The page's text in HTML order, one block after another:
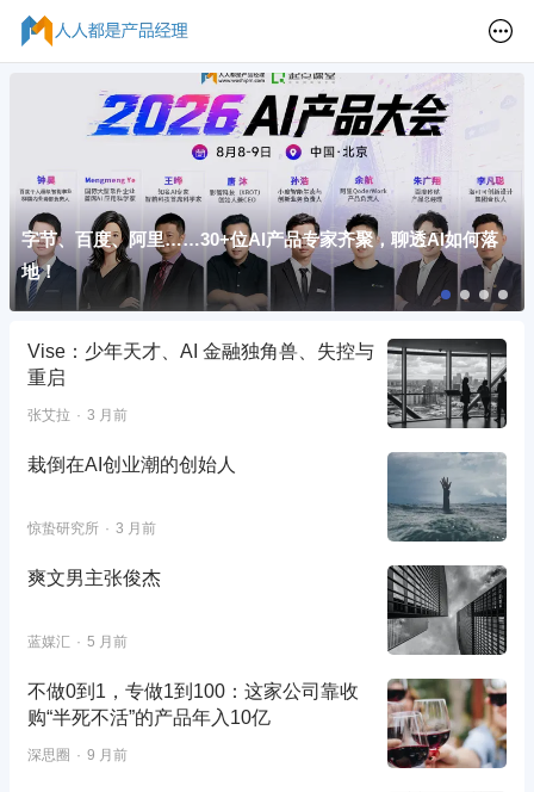
字节、百度、阿里……30+位AI产品专家齐聚，聊透AI如何落
地！
Vise：少年天才、AI 金融独角兽、失控与
重启
张艾拉 3 月前
栽倒在AI创业潮的创始人
惊蛰研究所 3 月前
爽文男主张俊杰
蓝媒汇 5 月前
不做0到1，专做1到100：这家公司靠收
购“半死不活”的产品年入10亿
深思圈 9 月前